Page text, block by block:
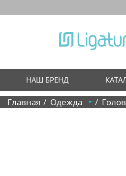
НАШ БРЕНД
Главная Одежда